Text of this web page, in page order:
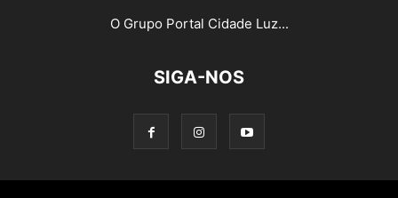
O Grupo Portal Cidade Luz...
SIGA-NOS